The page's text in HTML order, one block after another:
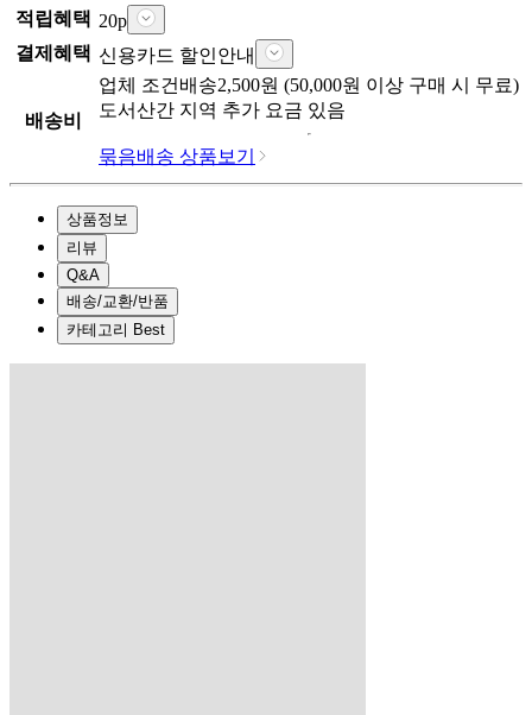
적립혜택 20p
결제혜택 신용카드 할인안내
배송비
업체 조건배송2,500원 (50,000원 이상 구매 시 무료)
도서산간 지역 추가 요금 있음
묶음배송 상품보기
상품정보
리뷰
Q&A
배송/교환/반품
카테고리 Best